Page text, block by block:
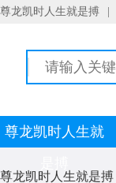
尊龙凯时人生就是搏
尊龙凯时人生就
尊龙凯时人生就是搏